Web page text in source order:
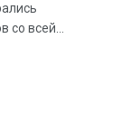
со всей...